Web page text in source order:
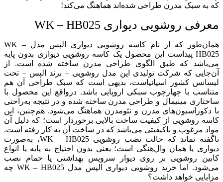
که به سبک مدرن طراحی شده‌اند هماهنگ می‌کند!
معرفی روشویی دیواری WK – HB025
همان‌طور که از نام کاسه روشویی دیواری الپس مدل WK –
HB025 پیداست این محصول یک کاسه روشویی دیواری بدون پایه
می‌باشد که طبق الگوی طراحی مدرن ساخته شده است. از
آن‌جایی که شرکت تولیدی این مدل روشویی – برند الپس – تحت
لیسانس کشور اسپانیاست، بدیهی است که سبک طراحی آن هم
متناسب با چهارچوب سبکی اروپایی باشد. درواقع این محصول با
ساختاری مینیمال و طراحی مدرن ساخته شده و در نتیجه به‌راحتی
با دکوراسیون‌های مدرن و نئومدرن هماهنگ می‌شود. هم‌چنین، این
کاسه روشویی از کیفیت ساخت بالایی برخوردار است؛ که دلیل آن
مواد مرغوب و باکیفیتی می‌باشد که در ساخت آن به کار رفته است.
ناگفته نماند که حالت نصب روشویی WK – HB025، به‌صورت
دیواری یا همان وال‌هنگی است؛ یعنی بدون احتیاج به پایه یا انواع
کابین روشویی بر روی دیوار سرویس بهداشتی یا حمام نصب
می‌شود. اما خرید روشویی دیواری الپس مدل WK – HB025 چه
مزایایی خواهد داشت؟